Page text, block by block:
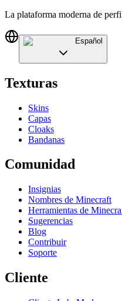
La plataforma moderna de
Español
Texturas
Skins
Capas
Cloaks
Bandanas
Comunidad
Insignias
Nombres de Minecraft
Herramientas de
Sugerencias
Blog
Contribuir
Soporte
Cliente